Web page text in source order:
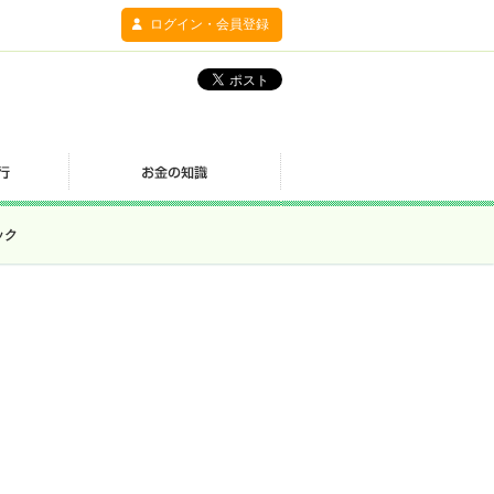
ログイン・会員登録
ク